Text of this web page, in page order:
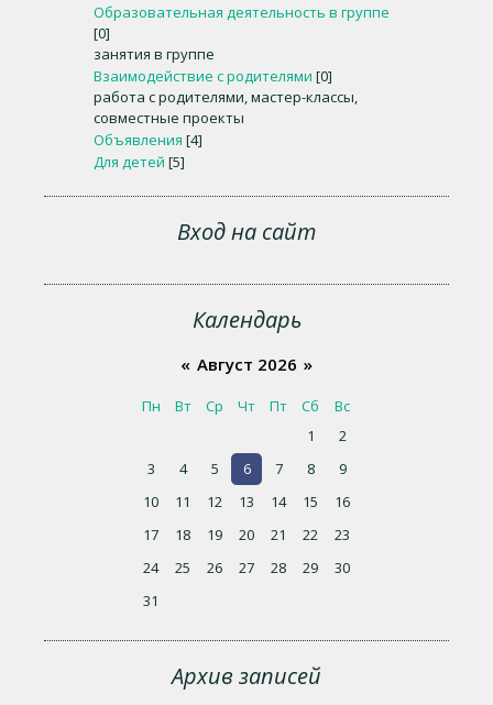
Образовательная деятельность в группе
[0]
занятия в группе
Взаимодействие с родителями [0]
работа с родителями, мастер-классы,
совместные проекты
Объявления [4]
Для детей [5]
Вход на сайт
Календарь
« Август 2026 »
Пн Вт Ср Чт Пт Сб
Вс
1
2
3
4 5 6 7 8
9
10
11 12 13 14 15
16
17
18 19 20 21 22
23
24
25 26 27 28 29
30
31
Архив записей